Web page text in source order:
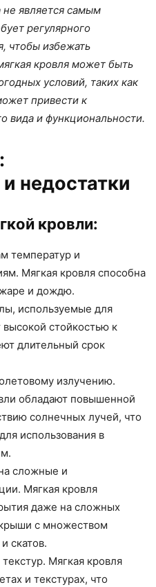
не является самым
регулярного
чтобы избежать
кровля может быть
условий, таких как
привести к
вида и функциональности.
недостатки
кровли:
температур и
Мягкая кровля способна
и дождю.
используемые для
стойкостью к
длительный срок
излучению.
обладают повышенной
солнечных лучей, что
использования в
сложные и
Мягкая кровля
даже на сложных
крыши с множеством
скатов.
Мягкая кровля
и текстурах, что